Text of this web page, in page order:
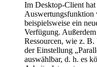
Im Desktop-Client
Auswertungsfunktion
beispielsweise ein
Verfügung.
Ressourcen, wie z.
der Einstellung
auswählbar, d. h. es